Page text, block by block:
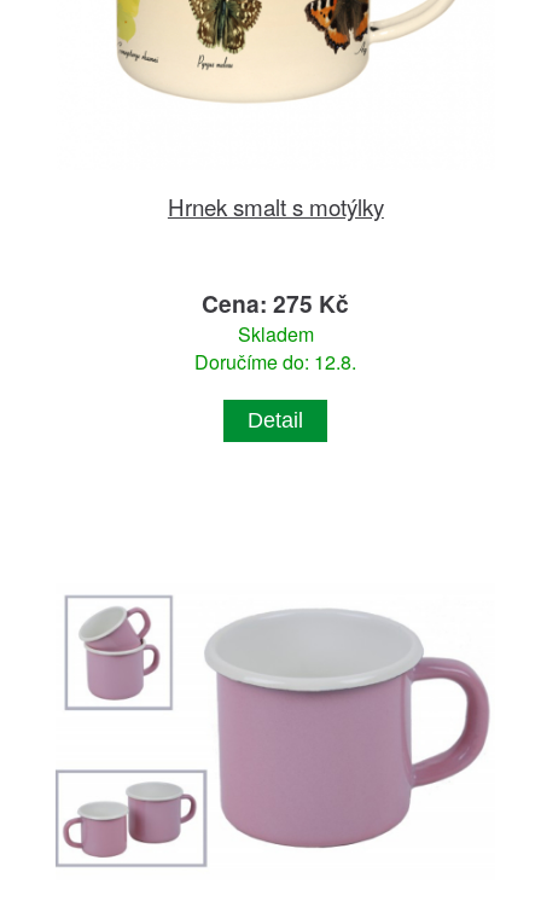
Hrnek smalt s motýlky
Cena: 275 Kč
Skladem
Doručíme do: 12.8.
Detail